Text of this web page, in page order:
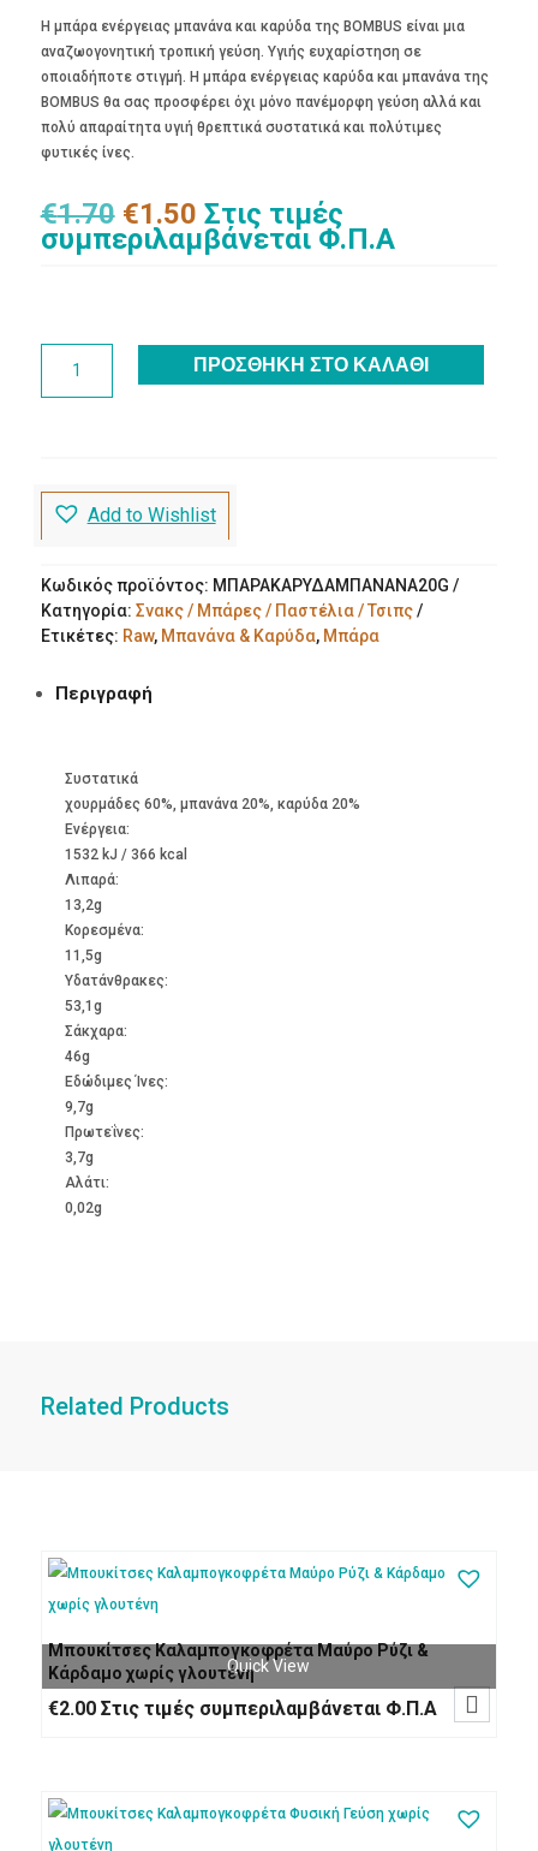
Η μπάρα ενέργειας μπανάνα και καρύδα της BOMBUS είναι μια
αναζωογονητική τροπική γεύση. Υγιής ευχαρίστηση σε
οποιαδήποτε στιγμή. Η μπάρα ενέργειας καρύδα και μπανάνα της
BOMBUS θα σας προσφέρει όχι μόνο πανέμορφη γεύση αλλά και
πολύ απαραίτητα υγιή θρεπτικά συστατικά και πολύτιμες
φυτικές ίνες.
€1.70 Original
price
was:
€1.50Η
τρέχουσα
τιμή
Στις τιμές
συμπεριλαμβάνεται Φ.Π.Α
Ενέργειας
Καρύδα
ποσότητα
ΠΡΟΣΘΉΚΗ ΣΤΟ ΚΑΛΆΘΙ
Add to Wishlist
Κωδικός προϊόντος: ΜΠΑΡΑΚΑΡΥΔΑΜΠΑΝΑΝΑ20G
Κατηγορία: Σνακς / Μπάρες / Παστέλια / Τσιπς
Ετικέτες: Raw, Μπανάνα & Καρύδα, Μπάρα
Περιγραφή
Συστατικά
χουρμάδες 60%, μπανάνα 20%, καρύδα 20%
Ενέργεια:
1532 kJ / 366 kcal
Λιπαρά:
13,2g
Kορεσμένα:
11,5g
Υδατάνθρακες:
53,1g
Σάκχαρα:
46g
Εδώδιμες Ίνες:
9,7g
Πρωτεΐνες:
3,7g
Αλάτι:
0,02g
Related Products
Μπουκίτσες Καλαμπογκοφρέτα Μαύρο Ρύζι &
Κάρδαμο χωρίς γλουτένη
€2.00 Στις τιμές συμπεριλαμβάνεται Φ.Π.Α
Quick View
